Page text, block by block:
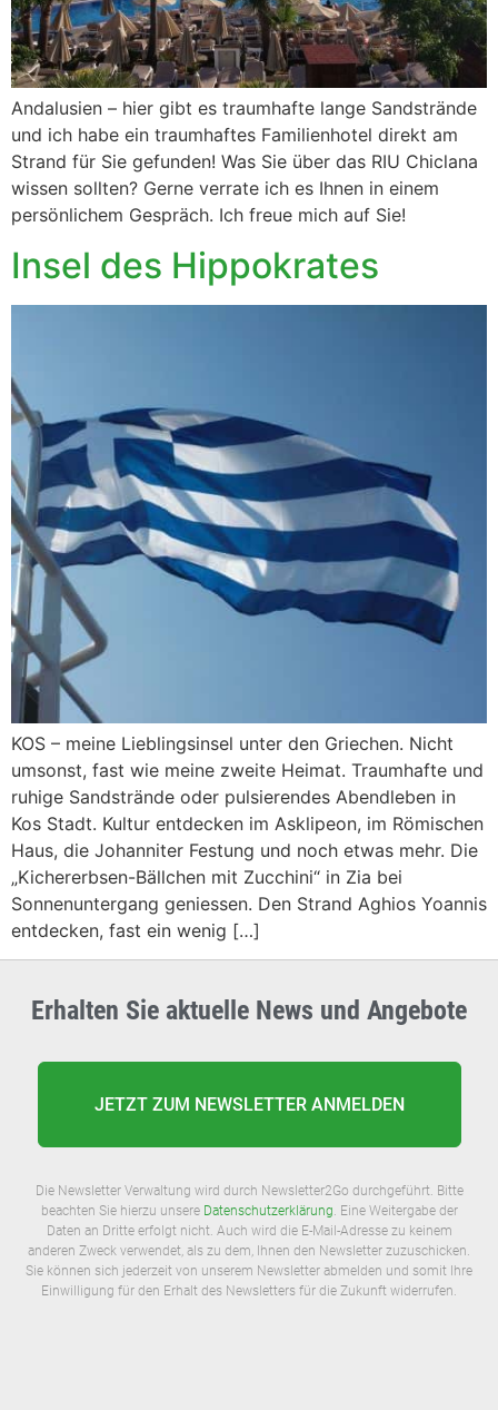
Andalusien – hier gibt es traumhafte lange Sandstrände
und ich habe ein traumhaftes Familienhotel direkt am
Strand für Sie gefunden! Was Sie über das RIU Chiclana
wissen sollten? Gerne verrate ich es Ihnen in einem
persönlichem Gespräch. Ich freue mich auf Sie!
Insel des Hippokrates
KOS – meine Lieblingsinsel unter den Griechen. Nicht
umsonst, fast wie meine zweite Heimat. Traumhafte und
ruhige Sandstrände oder pulsierendes Abendleben in
Kos Stadt. Kultur entdecken im Asklipeon, im Römischen
Haus, die Johanniter Festung und noch etwas mehr. Die
„Kichererbsen-Bällchen mit Zucchini“ in Zia bei
Sonnenuntergang geniessen. Den Strand Aghios Yoannis
entdecken, fast ein wenig […]
Erhalten Sie aktuelle News und Angebote
JETZT ZUM NEWSLETTER ANMELDEN
Die Newsletter Verwaltung wird durch Newsletter2Go durchgeführt. Bitte
beachten Sie hierzu unsere Datenschutzerklärung. Eine Weitergabe der
Daten an Dritte erfolgt nicht. Auch wird die E-Mail-Adresse zu keinem
anderen Zweck verwendet, als zu dem, Ihnen den Newsletter zuzuschicken.
Sie können sich jederzeit von unserem Newsletter abmelden und somit Ihre
Einwilligung für den Erhalt des Newsletters für die Zukunft widerrufen.